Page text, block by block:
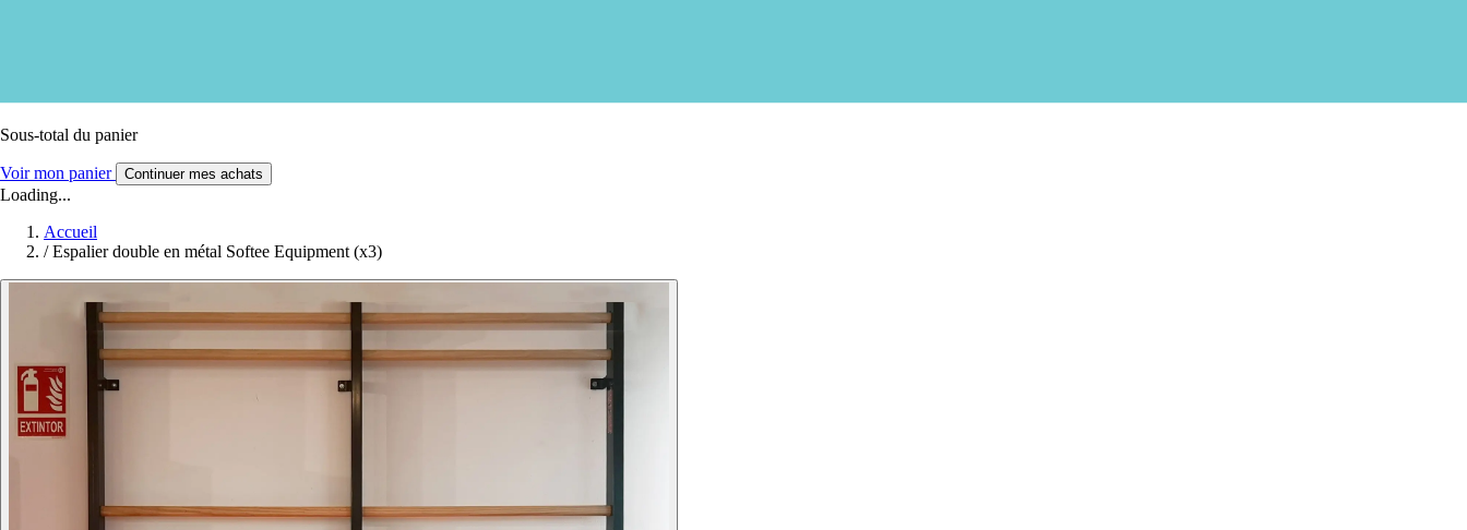
Sous-total du panier
Voir mon panier Continuer mes achats
Loading...
Accueil
/ Espalier double en métal Softee Equipment (x3)